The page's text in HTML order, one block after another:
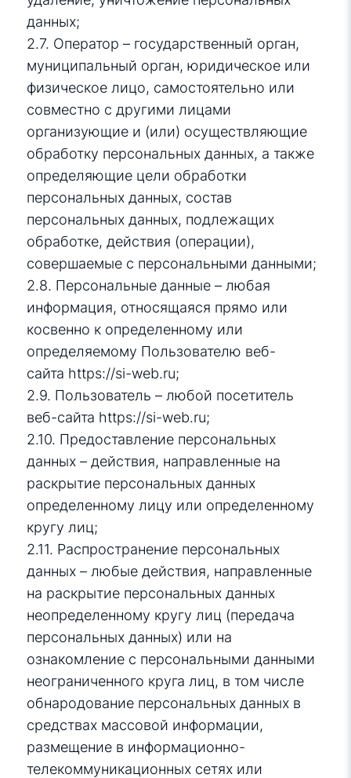
данных;
2.7. Оператор – государственный орган,
муниципальный орган, юридическое или
физическое лицо, самостоятельно или
совместно с другими лицами
организующие и (или) осуществляющие
обработку персональных данных, а также
определяющие цели обработки
персональных данных, состав
персональных данных, подлежащих
обработке, действия (операции),
совершаемые с персональными данными;
2.8. Персональные данные – любая
информация, относящаяся прямо или
косвенно к определенному или
определяемому Пользователю веб-
сайта https://si-web.ru;
2.9. Пользователь – любой посетитель
веб-сайта https://si-web.ru;
2.10. Предоставление персональных
данных – действия, направленные на
раскрытие персональных данных
определенному лицу или определенному
кругу лиц;
2.11. Распространение персональных
данных – любые действия, направленные
на раскрытие персональных данных
неопределенному кругу лиц (передача
персональных данных) или на
ознакомление с персональными данными
неограниченного круга лиц, в том числе
обнародование персональных данных в
средствах массовой информации,
размещение в информационно-
телекоммуникационных сетях или